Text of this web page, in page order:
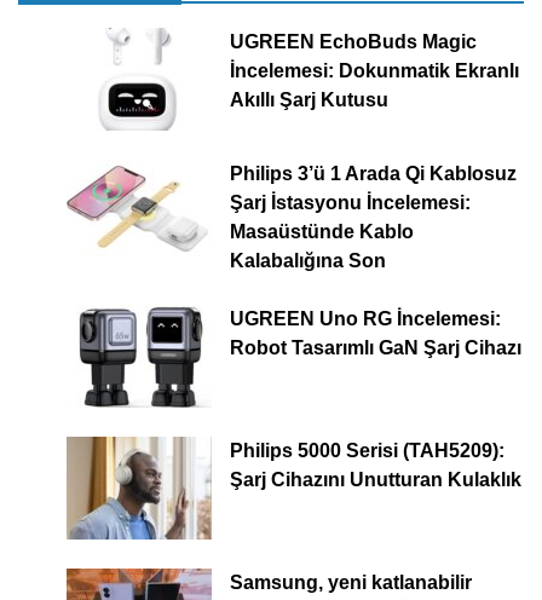
UGREEN EchoBuds Magic
İncelemesi: Dokunmatik Ekranlı
Akıllı Şarj Kutusu
Philips 3’ü 1 Arada Qi Kablosuz
Şarj İstasyonu İncelemesi:
Masaüstünde Kablo
Kalabalığına Son
UGREEN Uno RG İncelemesi:
Robot Tasarımlı GaN Şarj Cihazı
Philips 5000 Serisi (TAH5209):
Şarj Cihazını Unutturan Kulaklık
Samsung, yeni katlanabilir